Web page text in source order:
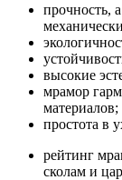
прочность,
высокие
мрамор
материалов;
простота в
рейтинг
сколам и